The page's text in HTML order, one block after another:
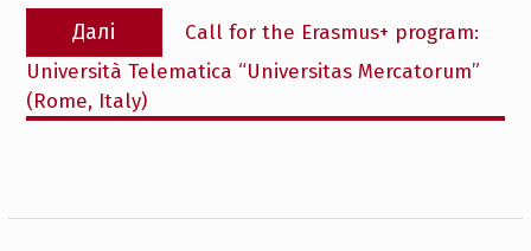
Далі
Наступний
запис:
Call for the Erasmus+ program:
Università Telematica “Universitas Mercatorum”
(Rome, Italy)